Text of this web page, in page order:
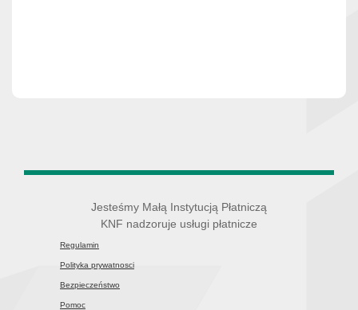
Jesteśmy Małą Instytucją Płatniczą
KNF nadzoruje usługi płatnicze
Regulamin
Polityka prywatnosci
Bezpieczeństwo
Pomoc